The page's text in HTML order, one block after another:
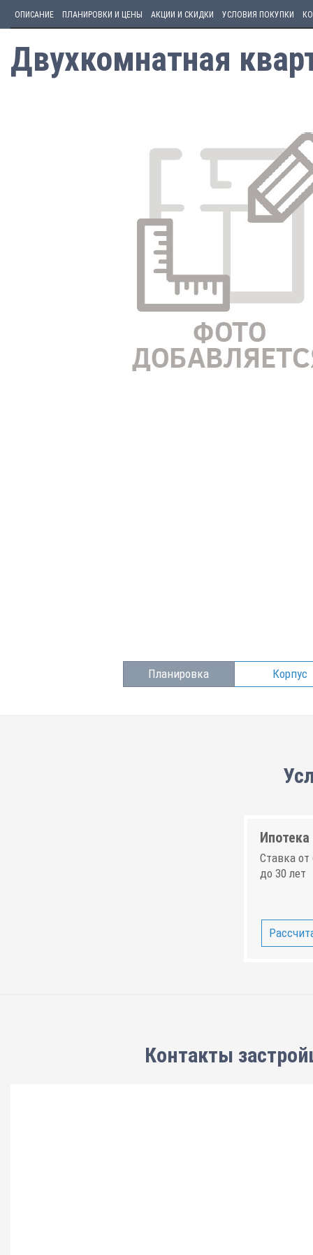
ОПИСАНИЕ ПЛАНИРОВКИ И ЦЕНЫ АКЦИИ И СКИДКИ УСЛОВИЯ ПОКУПКИ
Двухкомнатная
Планировка Корпус
Ипотека
Ставка от
до 30 лет
Контакты